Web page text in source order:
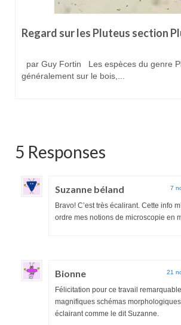
Regard sur les Pluteus section
par Guy Fortin Les espèces du genre
généralement sur le bois,...
5 Responses
Suzanne béland 7
Bravo! C’est très écalirant. Cette info
ordre mes notions de microscopie en
Bionne 21
Félicitation pour ce travail
magnifiques schémas
éclairant comme le dit Suzanne.